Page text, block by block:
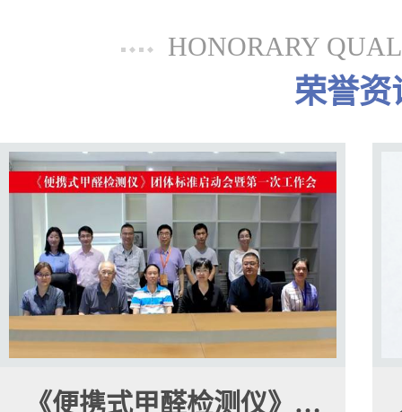
HONORARY
荣誉资
《便携式甲醛检测仪》…